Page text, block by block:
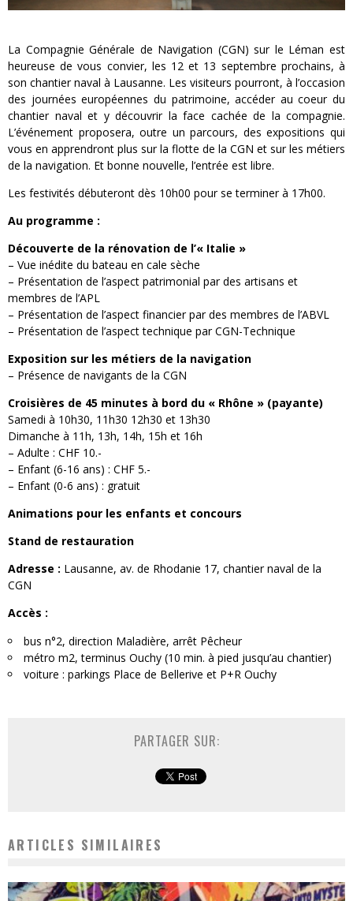
La Compagnie Générale de Navigation (CGN) sur le Léman est
heureuse de vous convier, les 12 et 13 septembre prochains, à
son chantier naval à Lausanne. Les visiteurs pourront, à l’occasion
des journées européennes du patrimoine, accéder au coeur du
chantier naval et y découvrir la face cachée de la compagnie.
L’événement proposera, outre un parcours, des expositions qui
vous en apprendront plus sur la flotte de la CGN et sur les métiers
de la navigation. Et bonne nouvelle, l’entrée est libre.
Les festivités débuteront dès 10h00 pour se terminer à 17h00.
Au programme :
Découverte de la rénovation de l’« Italie »
– Vue inédite du bateau en cale sèche
– Présentation de l’aspect patrimonial par des artisans et
membres de l’APL
– Présentation de l’aspect financier par des membres de l’ABVL
– Présentation de l’aspect technique par CGN-Technique
Exposition sur les métiers de la navigation
– Présence de navigants de la CGN
Croisières de 45 minutes à bord du « Rhône » (payante)
Samedi à 10h30, 11h30 12h30 et 13h30
Dimanche à 11h, 13h, 14h, 15h et 16h
– Adulte : CHF 10.-
– Enfant (6-16 ans) : CHF 5.-
– Enfant (0-6 ans) : gratuit
Animations pour les enfants et concours
Stand de restauration
Adresse : Lausanne, av. de Rhodanie 17, chantier naval de la
CGN
Accès :
bus n°2, direction Maladière, arrêt Pêcheur
métro m2, terminus Ouchy (10 min. à pied jusqu’au chantier)
voiture : parkings Place de Bellerive et P+R Ouchy
PARTAGER SUR:
ARTICLES SIMILAIRES